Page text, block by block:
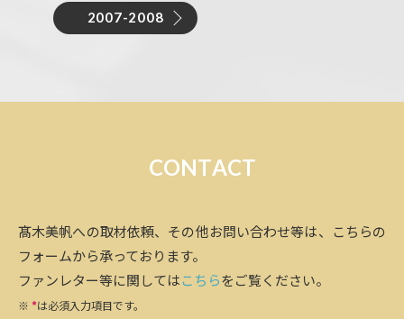
2007-2008
CONTACT
髙木美帆への取材依頼、その他お問い合わせ等は、こちらの
フォームから承っております。
ファンレター等に関してはこちらをご覧ください。
※ *は必須入力項目です。